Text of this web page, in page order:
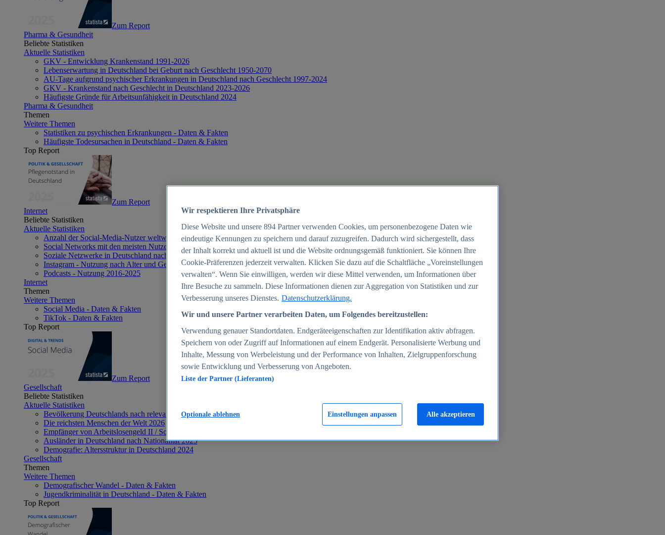
Zum Report
Pharma & Gesundheit
Beliebte Statistiken
Aktuelle Statistiken
GKV - Entwicklung Krankenstand 1991-2026
Lebenserwartung in Deutschland bei Geburt nach Geschlecht 1950-2070
AU-Tage aufgrund psychischer Erkrankungen in Deutschland nach Geschlecht 1997-2024
GKV - Krankenstand nach Geschlecht in Deutschland 2023-2026
Häufigste Gründe für Arbeitsunfähigkeit in Deutschland 2024
Pharma & Gesundheit
Themen
Weitere Themen
Statistiken zu psychischen Erkrankungen - Daten & Fakten
Häufigste Todesursachen in Deutschland - Daten & Fakten
Top Report
Zum Report
Internet
Beliebte Statistiken
Aktuelle Statistiken
Anzahl der Social-Media-Nutzer weltweit 2012-2025
Social Networks mit den meisten Nutzern weltweit 2025
Soziale Netzwerke in Deutschland nach Generationen 2025
Instagram - Nutzung nach Alter und Geschlecht in Deutschland 2025
Podcasts - Nutzung 2016-2025
Internet
Themen
Weitere Themen
Social Media - Daten & Fakten
TikTok - Daten & Fakten
Top Report
Zum Report
Gesellschaft
Beliebte Statistiken
Aktuelle Statistiken
Bevölkerung Deutschlands nach relevanten Altersgruppen 2024
Die reichsten Menschen der Welt 2026
Empfänger von Arbeitslosengeld II / Sozialgeld / Bürgergeld in Deutschland 2005-2025
Ausländer in Deutschland nach Nationalität 2025
Demografie: Altersstruktur in Deutschland 2024
Gesellschaft
Themen
Weitere Themen
Demografischer Wandel - Daten & Fakten
Jugendkriminalität in Deutschland - Daten & Fakten
Top Report
Wir respektieren Ihre Privatsphäre
Diese Website und unsere 894 Partner verwenden Cookies, um personenbezogene Daten wie
eindeutige Kennungen zu speichern und darauf zuzugreifen. Dadurch wird sichergestellt, dass
der Inhalt korrekt und aktuell ist und die Website ordnungsgemäß funktioniert. Sie können Ihre
Cookie-Präferenzen jederzeit verwalten. Klicken Sie dazu auf die Schaltfläche „Voreinstellungen
verwalten“. Wenn Sie einwilligen, werden wir diese Mittel verwenden, um Informationen über
Ihre Besuche zu sammeln. Diese Informationen dienen zur Aggregation von Statistiken und zur
Verbesserung unseres Dienstes. Datenschutzerklärung.
Wir und unsere Partner verarbeiten Daten, um Folgendes bereitzustellen:
Verwendung genauer Standortdaten. Endgeräteeigenschaften zur Identifikation aktiv abfragen.
Speichern von oder Zugriff auf Informationen auf einem Endgerät. Personalisierte Werbung und
Inhalte, Messung von Werbeleistung und der Performance von Inhalten, Zielgruppenforschung
sowie Entwicklung und Verbesserung von Angeboten.
Liste der Partner (Lieferanten)
Einstellungen anpassen
Optionale ablehnen Alle akzeptieren